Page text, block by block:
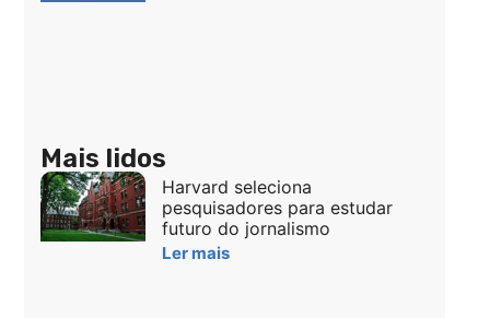
Mais lidos
Harvard seleciona
pesquisadores para estudar
futuro do jornalismo
Ler mais